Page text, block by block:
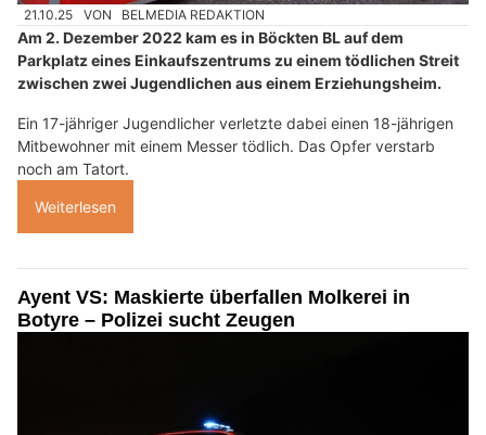
21.10.25 VON BELMEDIA REDAKTION
Am 2. Dezember 2022 kam es in Böckten BL auf dem
Parkplatz eines Einkaufszentrums zu einem tödlichen Streit
zwischen zwei Jugendlichen aus einem Erziehungsheim.
Ein 17-jähriger Jugendlicher verletzte dabei einen 18-jährigen
Mitbewohner mit einem Messer tödlich. Das Opfer verstarb
noch am Tatort.
Weiterlesen
Ayent VS: Maskierte überfallen Molkerei in
Botyre – Polizei sucht Zeugen